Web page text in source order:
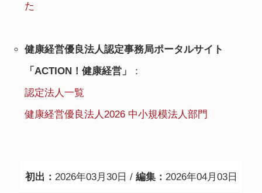
た
健康経営優良法人認定事務局ポータルサイト
「ACTION！健康経営」
：
認定法人一覧
健康経営優良法人2026 中小規模法人部門
初出： 2026年03月30日 / 編集： 2026年04月03日